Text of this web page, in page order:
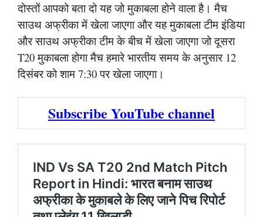
दोस्तों आपको बता दो यह जो मुकाबला होने वाला है। मैच
साउथ अफ्रीका में खेला जाएगा और यह मुकाबला टीम इंडिया
और साउथ अफ्रीका टीम के बीच में खेला जाएगा जो दूसरा
T20 मुकाबला होगा मैच हमारे भारतीय समय के अनुसार 12
दिसंबर को शाम 7:30 पर खेला जाएगा।
Subscribe YouTube channel